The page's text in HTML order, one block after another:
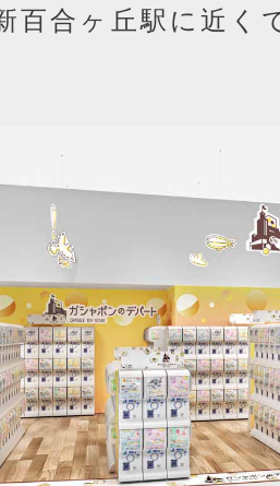
百合ヶ丘駅に近く